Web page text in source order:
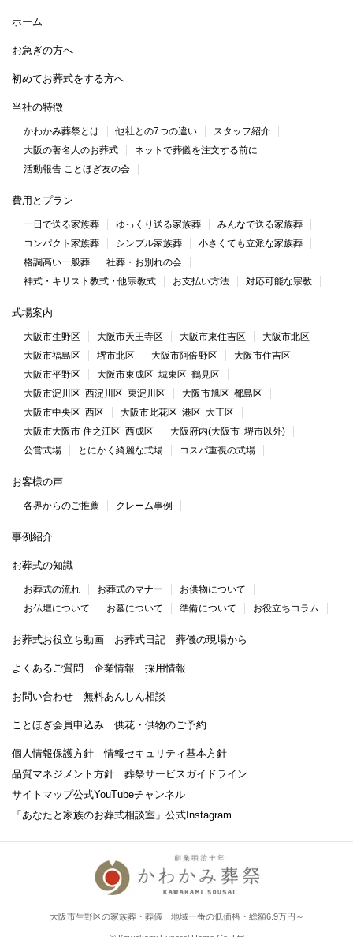
ホーム
お急ぎの方へ
初めてお葬式をする方へ
当社の特徴
かわかみ葬祭とは 他社との7つの違い
スタッフ紹介
大阪の著名人のお葬式
ネットで葬儀を注文する前に
活動報告 ことほぎ友の会
費用とプラン
一日で送る家族葬 ゆっくり送る家族葬
みんなで送る家族葬
コンパクト家族葬
シンプル家族葬
小さくても立派な家族葬
格調高い一般葬
社葬・お別れの会
神式・キリスト教式・他宗教式
お支払い方法 対応可能な宗教
式場案内
大阪市生野区 大阪市天王寺区 大阪市東住吉区
大阪市北区
大阪市福島区
堺市北区 大阪市阿倍野区
大阪市住吉区
大阪市平野区
大阪市東成区･城東区･鶴見区
大阪市淀川区･西淀川区･東淀川区
大阪市旭区･都島区
大阪市中央区･西区
大阪市此花区･港区･大正区
大阪市大阪市 住之江区･西成区
大阪府内(大阪市･堺市以外)
公営式場
とにかく綺麗な式場 コスパ重視の式場
お客様の声
各界からのご推薦 クレーム事例
事例紹介
お葬式の知識
お葬式の流れ お葬式のマナー
お供物について
お仏壇について
お墓について 準備について お役立ちコラム
お葬式お役立ち動画 お葬式日記 葬儀の現場から
よくあるご質問 企業情報 採用情報
お問い合わせ 無料あんしん相談
ことほぎ会員申込み 供花・供物のご予約
個人情報保護方針
情報セキュリティ基本方針
品質マネジメント方針
葬祭サービスガイドライン
サイトマップ公式YouTubeチャンネル
「あなたと家族のお葬式相談室」 公式Instagram
大阪市生野区の家族葬・葬儀 地域一番の低価格・総額6.9万円～